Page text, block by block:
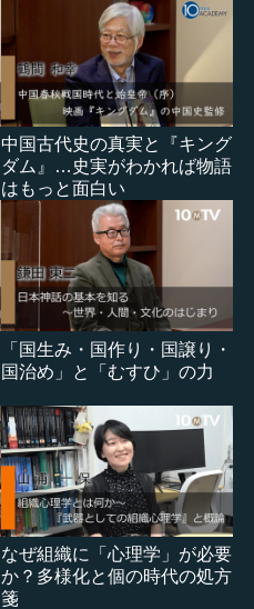
中国古代史の真実と『キング
ダム』…史実がわかれば物語
はもっと面白い
「国生み・国作り・国譲り・
国治め」と「むすひ」の力
なぜ組織に「心理学」が必要
か？多様化と個の時代の処方
箋